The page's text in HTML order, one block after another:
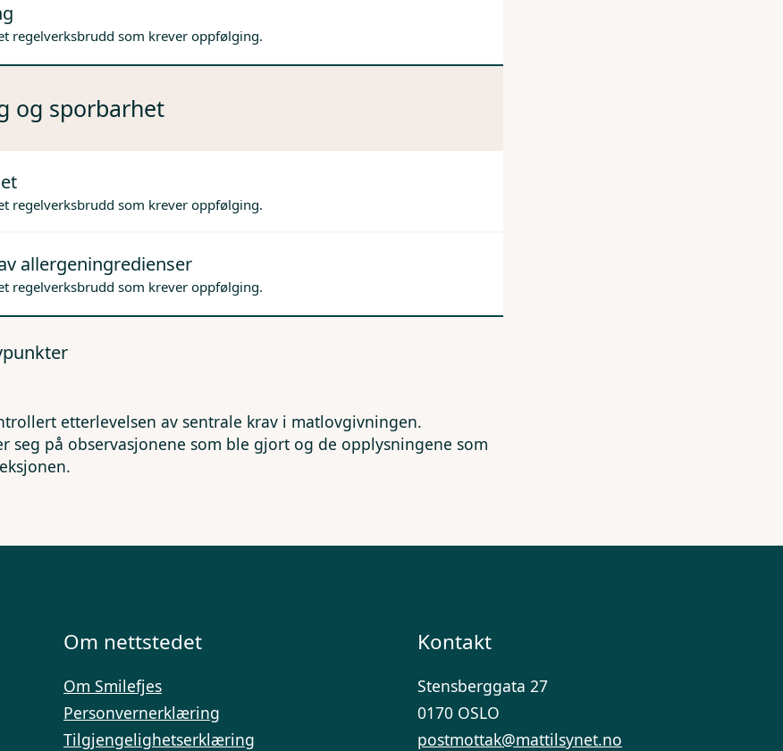
regelverksbrudd som krever oppfølging.
og sporbarhet
regelverksbrudd som krever oppfølging.
allergeningredienser
regelverksbrudd som krever oppfølging.
etterlevelsen av sentrale krav i matlovgivningen.
seg på observasjonene som ble gjort og de opplysningene som
Om nettstedet
Om Smilefjes
Personvernerklæring
Tilgjengelighetserklæring
Kontakt
Stensberggata 27
0170 OSLO
postmottak@mattilsynet.no